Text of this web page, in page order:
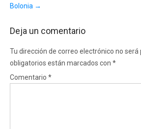
Bolonia →
Deja un comentario
Tu dirección de correo electrónico no será
obligatorios están marcados con *
Comentario *